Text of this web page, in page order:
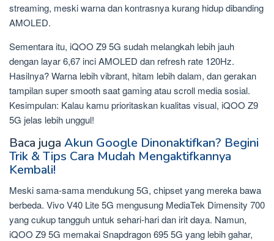
streaming, meski warna dan kontrasnya kurang hidup dibanding
AMOLED.
Sementara itu, iQOO Z9 5G sudah melangkah lebih jauh
dengan layar 6,67 inci AMOLED dan refresh rate 120Hz.
Hasilnya? Warna lebih vibrant, hitam lebih dalam, dan gerakan
tampilan super smooth saat gaming atau scroll media sosial.
Kesimpulan: Kalau kamu prioritaskan kualitas visual, iQOO Z9
5G jelas lebih unggul!
Baca juga Akun Google Dinonaktifkan? Begini
Trik & Tips Cara Mudah Mengaktifkannya
Kembali!
Meski sama-sama mendukung 5G, chipset yang mereka bawa
berbeda. Vivo V40 Lite 5G mengusung MediaTek Dimensity 700
yang cukup tangguh untuk sehari-hari dan irit daya. Namun,
iQOO Z9 5G memakai Snapdragon 695 5G yang lebih gahar,